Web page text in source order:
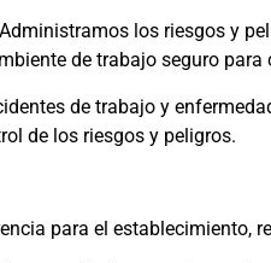
Administramos los riesgos y
de trabajo seguro
de trabajo y
de los riesgos y peligros.
para el establecimiento,